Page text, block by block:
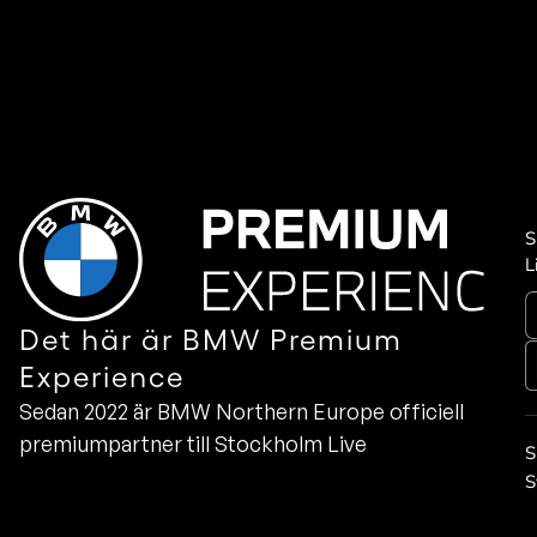
Det här är BMW Premium
Experience
Sedan 2022 är BMW Northern Europe officiell
premiumpartner till Stockholm Live